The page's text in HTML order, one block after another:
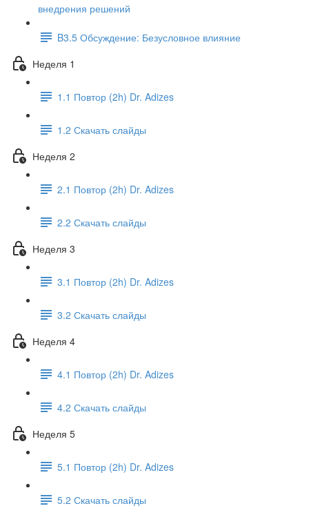
внедрения решений
B3.5 Обсуждение: Безусловное влияние
Неделя 1
1.1 Повтор (2h) Dr. Adizes
1.2 Скачать слайды
Неделя 2
2.1 Повтор (2h) Dr. Adizes
2.2 Скачать слайды
Неделя 3
3.1 Повтор (2h) Dr. Adizes
3.2 Скачать слайды
Неделя 4
4.1 Повтор (2h) Dr. Adizes
4.2 Скачать слайды
Неделя 5
5.1 Повтор (2h) Dr. Adizes
5.2 Скачать слайды